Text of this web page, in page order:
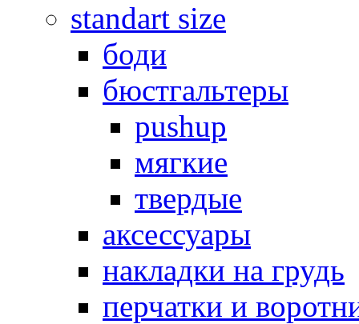
standart size
боди
бюстгальтеры
pushup
мягкие
твердые
аксессуары
накладки на грудь
перчатки и